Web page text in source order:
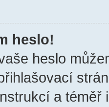
heslo!
heslo
a téměř